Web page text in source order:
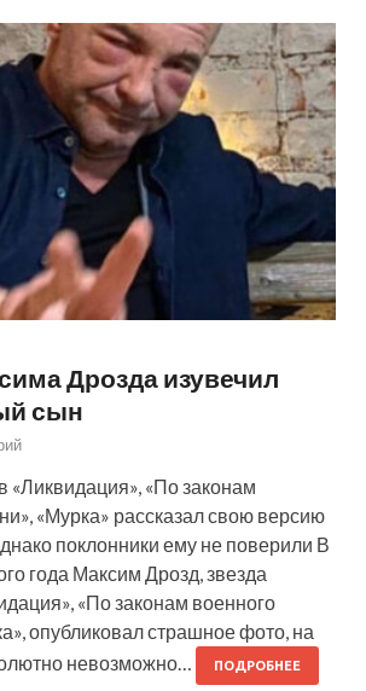
Дрозда изувечил
сын
«Ликвидация», «По законам
«Мурка» рассказал свою версию
поклонники ему не поверили В
года Максим Дрозд, звезда
«По законам военного
опубликовал страшное фото, на
невозможно…
ПОДРОБНЕЕ